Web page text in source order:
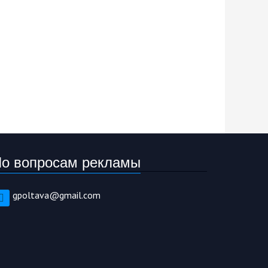
вопросам рекламы
gpoltava@gmail.com